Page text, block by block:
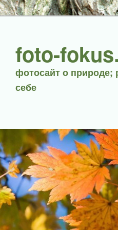
foto-
фотосайт о природе;
себе